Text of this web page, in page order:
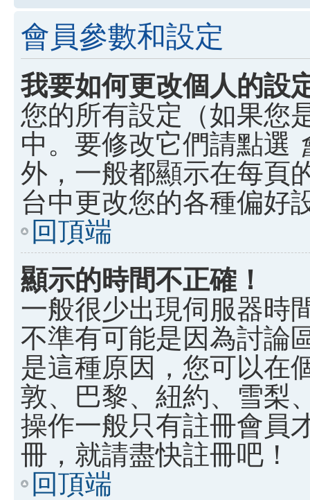
會員參數和設定
我要如何更改個人的設
您的所有設定（如果您
中。要修改它們請點選
外，一般都顯示在每頁
台中更改您的各種偏好
回頂端
顯示的時間不正確！
一般很少出現伺服器時
不準有可能是因為討論
是這種原因，您可以在
敦、巴黎、紐約、雪梨
操作一般只有註冊會員
冊，就請盡快註冊吧！
回頂端